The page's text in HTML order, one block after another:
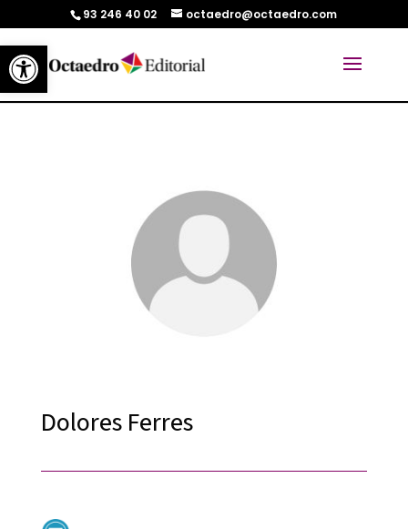
Abrir barra de herramientas
93 246 40 02 octaedro@octaedro.com
Dolores Ferres